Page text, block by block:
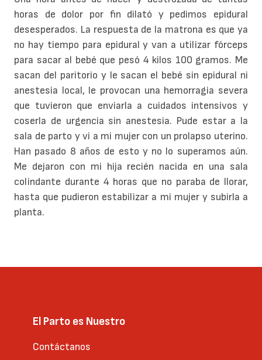
horas de dolor por fin dilató y pedimos epidural
desesperados. La respuesta de la matrona es que ya
no hay tiempo para epidural y van a utilizar fórceps
para sacar al bebé que pesó 4 kilos 100 gramos. Me
sacan del paritorio y le sacan el bebé sin epidural ni
anestesia local, le provocan una hemorragia severa
que tuvieron que enviarla a cuidados intensivos y
coserla de urgencia sin anestesia. Pude estar a la
sala de parto y vi a mi mujer con un prolapso uterino.
Han pasado 8 años de esto y no lo superamos aún.
Me dejaron con mi hija recién nacida en una sala
colindante durante 4 horas que no paraba de llorar,
hasta que pudieron estabilizar a mi mujer y subirla a
planta.
El Parto es Nuestro
Contáctanos